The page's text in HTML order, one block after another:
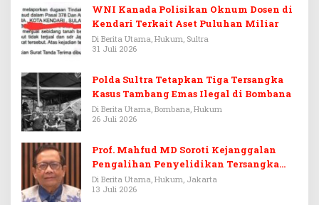
WNI Kanada Polisikan Oknum Dosen di
Kendari Terkait Aset Puluhan Miliar
Di Berita Utama, Hukum, Sultra
31 Juli 2026
Polda Sultra Tetapkan Tiga Tersangka
Kasus Tambang Emas Ilegal di Bombana
Di Berita Utama, Bombana, Hukum
26 Juli 2026
Prof. Mahfud MD Soroti Kejanggalan
Pengalihan Penyelidikan Tersangka
Febrie Adriansyah
Di Berita Utama, Hukum, Jakarta
13 Juli 2026